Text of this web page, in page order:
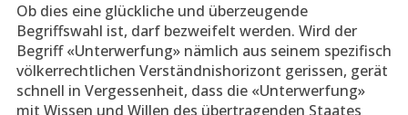
Ob dies eine glückliche und überzeugende
Begriffswahl ist, darf bezweifelt werden. Wird der
Begriff «Unterwerfung» nämlich aus seinem spezifisch
völkerrechtlichen Verständnishorizont gerissen, gerät
schnell in Vergessenheit, dass die «Unterwerfung»
mit Wissen und Willen des übertragenden Staates